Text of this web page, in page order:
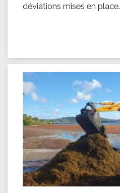
déviations mises en place.